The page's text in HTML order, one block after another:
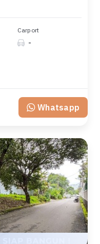
Carport
-
Whatsapp